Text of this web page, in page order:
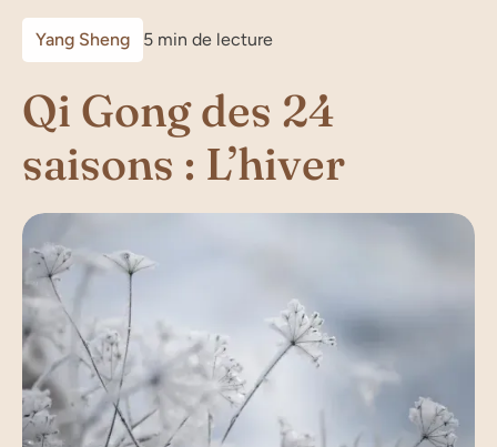
Yang Sheng 5 min de lecture
Qi Gong des 24
saisons : L’hiver